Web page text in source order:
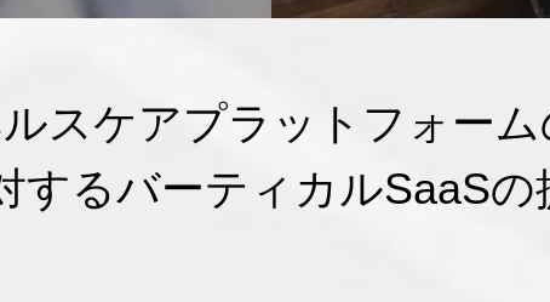
スケアプラットフォーム
するバーティカルSaaS